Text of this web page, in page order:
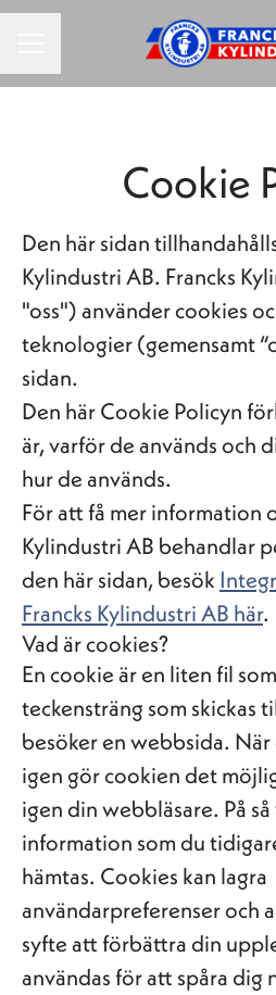
Cookie
Den här sidan
Kylindustri AB. Francks
"oss") använder cookies
teknologier (gemensamt
sidan.
Den här Cookie Policyn
är, varför de används och
hur de används.
För att få mer information
Kylindustri AB behandlar
den här sidan, besök
Francks Kylindustri AB här.
Vad är cookies?
En cookie är en liten fil
teckensträng som skickas
besöker en webbsida.
igen gör cookien det
igen din webbläsare. På
information som du
hämtas. Cookies kan lagra
användarpreferenser och
syfte att förbättra din
användas för att spåra dig